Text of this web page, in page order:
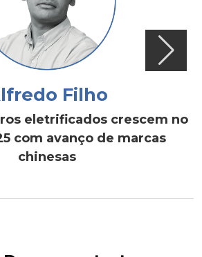
Filho
eletrificados crescem no
com avanço de marcas
chinesas